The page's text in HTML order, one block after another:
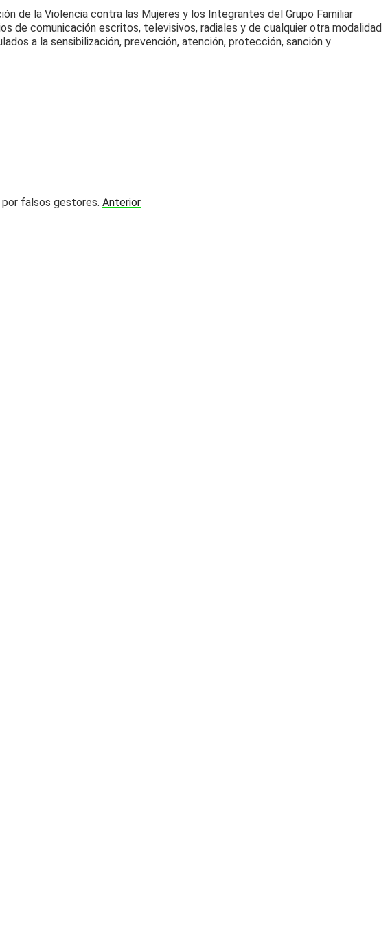
de la Violencia contra las Mujeres y los Integrantes del Grupo Familiar
de comunicación escritos, televisivos, radiales y de cualquier otra modalidad
a la sensibilización, prevención, atención, protección, sanción y
Anterior